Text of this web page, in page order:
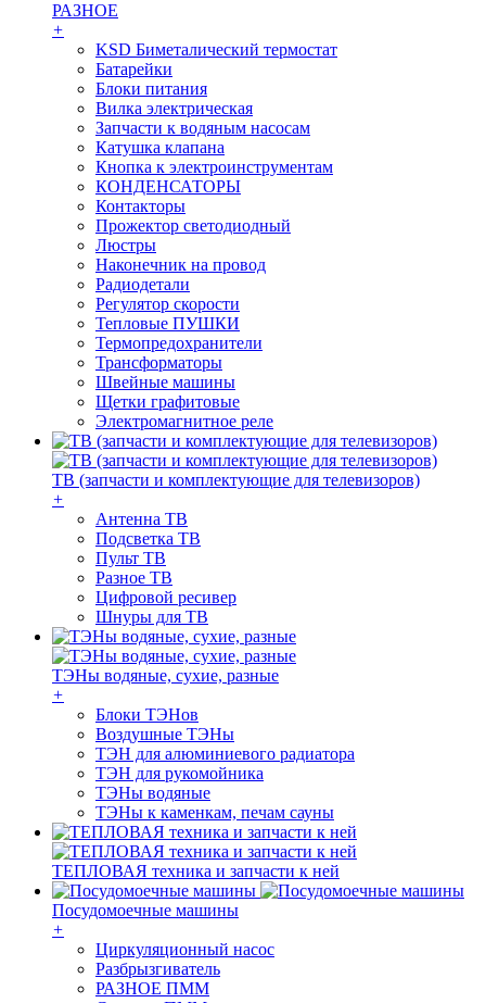
РАЗНОЕ
+
KSD Биметалический термостат
Батарейки
Блоки питания
Вилка электрическая
Запчасти к водяным насосам
Катушка клапана
Кнопка к электроинструментам
КОНДЕНСАТОРЫ
Контакторы
Прожектор светодиодный
Люстры
Наконечник на провод
Радиодетали
Регулятор скорости
Тепловые ПУШКИ
Термопредохранители
Трансформаторы
Швейные машины
Щетки графитовые
Электромагнитное реле
ТВ (запчасти и комплектующие для телевизоров)
+
Антенна ТВ
Подсветка ТВ
Пульт ТВ
Разное ТВ
Цифровой ресивер
Шнуры для ТВ
ТЭНы водяные, сухие, разные
+
Блоки ТЭНов
Воздушные ТЭНы
ТЭН для алюминиевого радиатора
ТЭН для рукомойника
ТЭНы водяные
ТЭНы к каменкам, печам сауны
ТЕПЛОВАЯ техника и запчасти к ней
Посудомоечные машины
+
Циркуляционный насос
Разбрызгиватель
РАЗНОЕ ПММ